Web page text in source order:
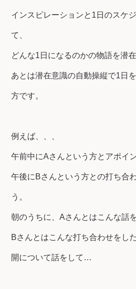
インスピレーションと1日のスケ
て、
どんな1日になるのかの物語を潜
あとは潜在意識の自動操縦で1日
方です。
例えば、、、
午前中にAさんという方とアポイ
午後にBさんという方との打ち合
う。
朝のうちに、Aさんとはこんな話を
Bさんとはこんな打ち合わせをし
開について話をして…